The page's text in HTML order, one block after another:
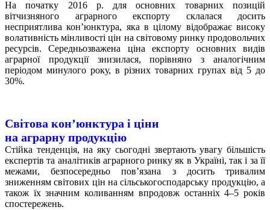
На початку 2016 р. для основних товарних позицій
вітчизняного аграрного експорту склалася досить
несприятлива кон’юнктура, яка в цілому відображає високу
волативність мінливості цін на світовому ринку продовольчих
ресурсів. Середньозважена ціна експорту основних видів
аграрної продукції знизилася, порівняно з аналогічним
періодом минулого року, в різних товарних групах від 5 до
30%.
Світова кон’юнктура і ціни
на аграрну продукцію
Стійка тенденція, на яку сьогодні звертають увагу більшість
експертів та аналітиків аграрного ринку як в Україні, так і за її
межами, безпосередньо пов’язана з досить тривалим
зниженням світових цін на сільськогосподарську продукцію, а
також їх значним коливанням впродовж останніх 4–5 років
спостережень.